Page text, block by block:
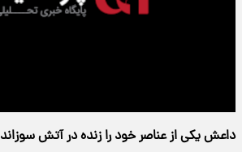
داعش یکی از عناصر خود را زنده در آتش سوزاند